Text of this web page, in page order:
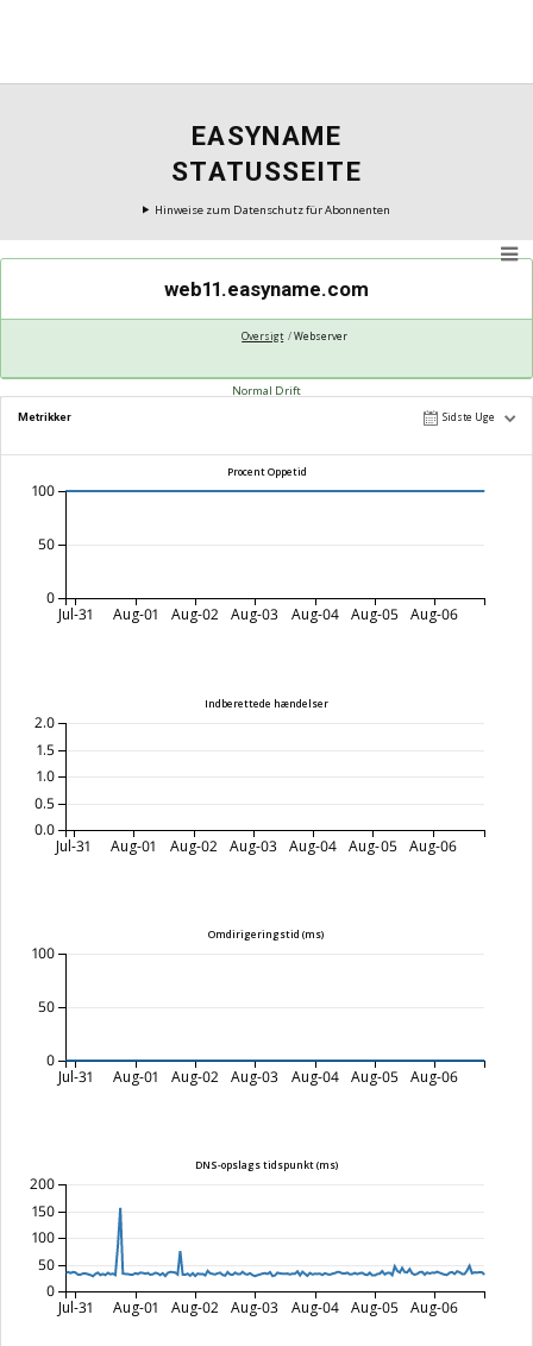
EASYNAME
STATUSSEITE
Hinweise zum Datenschutz für Abonnenten
web11.easyname.com
Oversigt Webserver
Normal Drift
Metrikker Sidste Uge
Procent Oppetid
Jul-31 Aug-01 Aug-02 Aug-03 Aug-04 Aug-05 Aug-06
0
50
100
Indberettede hændelser
Jul-31 Aug-01 Aug-02 Aug-03 Aug-04 Aug-05 Aug-06
0.0
0.5
1.0
1.5
2.0
Omdirigeringstid (ms)
Jul-31 Aug-01 Aug-02 Aug-03 Aug-04 Aug-05 Aug-06
0
50
100
DNS-opslags tidspunkt (ms)
Jul-31 Aug-01 Aug-02 Aug-03 Aug-04 Aug-05 Aug-06
0
50
100
150
200